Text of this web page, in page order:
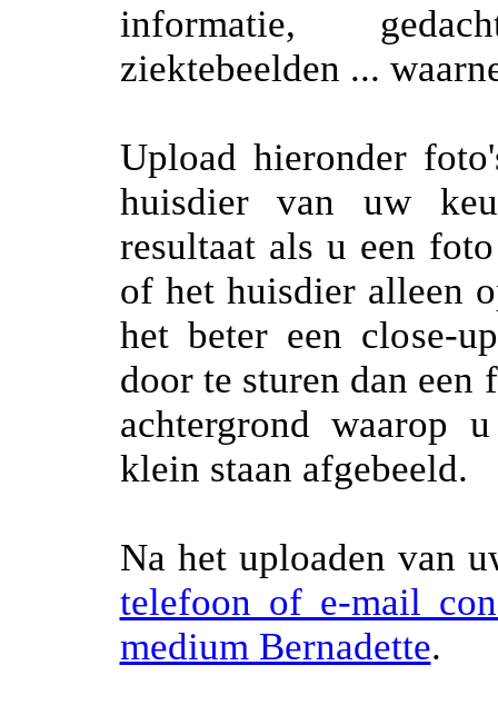
informatie,
ziektebeelden ...
Upload hieronder
huisdier van uw
resultaat als u een
of het huisdier alleen
het beter een close-
door te sturen dan een
achtergrond waarop
klein staan afgebeeld.
Na het uploaden van
telefoon of e-mail
medium Bernadette.